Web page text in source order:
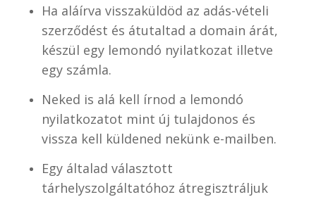
Ha aláírva visszaküldöd az adás-vételi
szerződést és átutaltad a domain árát,
készül egy lemondó nyilatkozat illetve
egy számla.
Neked is alá kell írnod a lemondó
nyilatkozatot mint új tulajdonos és
vissza kell küldened nekünk e-mailben.
Egy általad választott
tárhelyszolgáltatóhoz átregisztráljuk